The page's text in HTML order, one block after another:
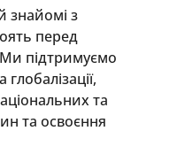
з
перед
підтримуємо
глобалізації,
та
та освоєння